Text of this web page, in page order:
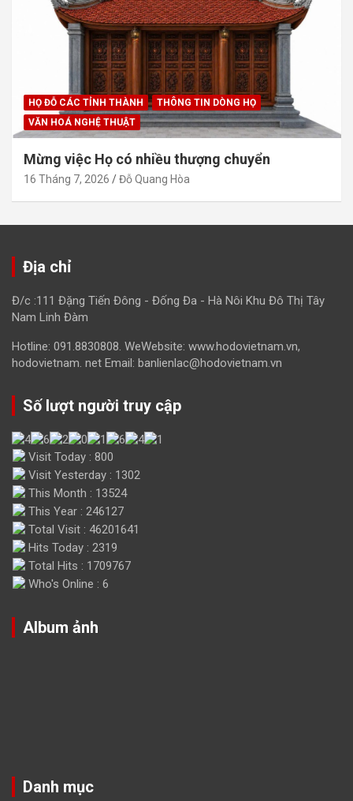
HỌ ĐỖ CÁC TỈNH THÀNH
THÔNG TIN DÒNG HỌ
VĂN HOÁ NGHỆ THUẬT
Mừng việc Họ có nhiều thượng chuyển
16 Tháng 7, 2026 Đỗ Quang Hòa
Địa chỉ
Đ/c :111 Đặng Tiến Đông - Đống Đa - Hà Nôi Khu Đô Thị Tây
Nam Linh Đàm
Hotline: 091.8830808. WeWebsite: www.hodovietnam.vn,
hodovietnam. net Email: banlienlac@hodovietnam.vn
Số lượt người truy cập
Visit Today : 800
Visit Yesterday : 1302
This Month : 13524
This Year : 246127
Total Visit : 46201641
Hits Today : 2319
Total Hits : 1709767
Who's Online : 6
Album ảnh
Danh mục